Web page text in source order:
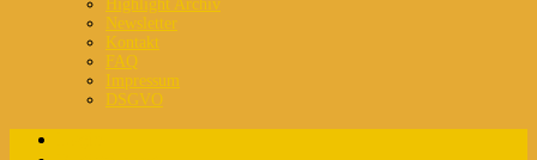
Highlight Archiv
Newsletter
Kontakt
FAQ
Impressum
DSGVO